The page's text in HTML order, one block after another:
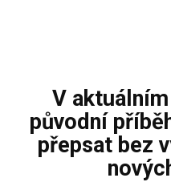
V
původní
přepsat bez